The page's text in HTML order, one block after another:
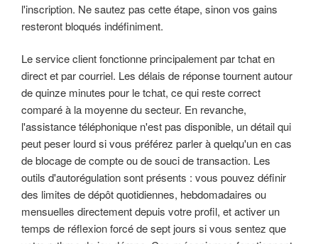
l'inscription. Ne sautez pas cette étape, sinon vos gains
resteront bloqués indéfiniment.
Le service client fonctionne principalement par tchat en
direct et par courriel. Les délais de réponse tournent autour
de quinze minutes pour le tchat, ce qui reste correct
comparé à la moyenne du secteur. En revanche,
l'assistance téléphonique n'est pas disponible, un détail qui
peut peser lourd si vous préférez parler à quelqu'un en cas
de blocage de compte ou de souci de transaction. Les
outils d'autorégulation sont présents : vous pouvez définir
des limites de dépôt quotidiennes, hebdomadaires ou
mensuelles directement depuis votre profil, et activer un
temps de réflexion forcé de sept jours si vous sentez que